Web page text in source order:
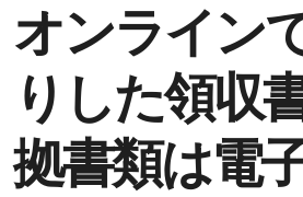
オンライン
りした領収
拠書類は電